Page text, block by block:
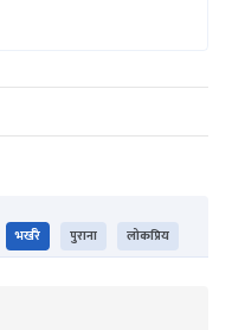
भर्खरै पुराना लोकप्रिय